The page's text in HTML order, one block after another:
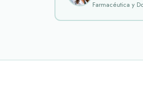
Farmacéutica y